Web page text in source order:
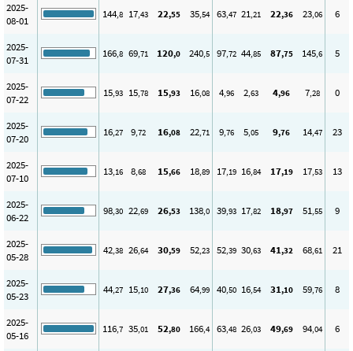
2025-
08-01
144,8 17,43 22,55 35,54 63,47 21,21 22,36 23,06 6
2025-
07-31
166,8 69,71 120,0 240,5 97,72 44,85 87,75 145,6 5
2025-
07-22
15,93 15,78 15,93 16,08 4,96 2,63 4,96 7,28 0
2025-
07-20
16,27 9,72 16,08 22,71 9,76 5,05 9,76 14,47 23
2025-
07-10
13,16 8,68 15,66 18,89 17,19 16,84 17,19 17,53 13
2025-
06-22
98,30 22,69 26,53 138,0 39,93 17,82 18,97 51,55 9
2025-
05-28
42,38 26,64 30,59 52,23 52,39 30,63 41,32 68,61 21
2025-
05-23
44,27 15,10 27,36 64,99 40,50 16,54 31,10 59,76 8
2025-
05-16
116,7 35,01 52,80 166,4 63,48 26,03 49,69 94,04 6